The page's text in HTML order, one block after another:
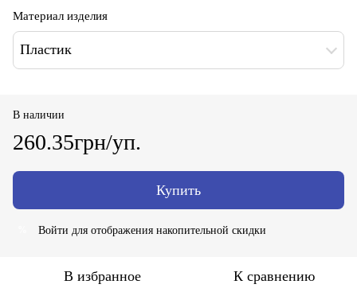
Материал изделия
Пластик
В наличии
260.35грн/уп.
Купить
Войти для отображения накопительной скидки
В избранное К сравнению